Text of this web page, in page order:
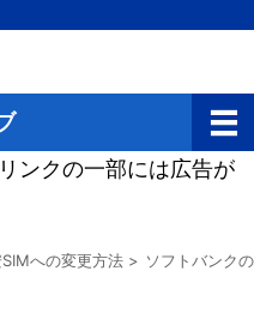
ンクの一部には広告が
への変更方法 > ソフトバンク